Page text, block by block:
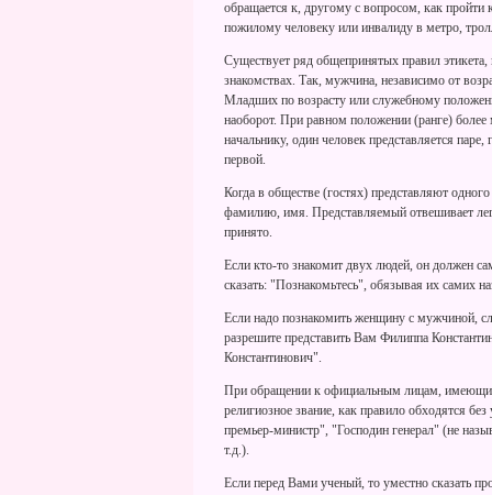
обращается к, другому с вопросом, как пройти
пожилому человеку или инвалиду в метро,
Существует ряд общепринятых правил
знакомствах. Так, мужчина, независимо от
Младших по возрасту или служебному
наоборот. При равном положении (ранге)
начальнику, один человек представляется
первой.
Когда в обществе (гостях) представляют
фамилию, имя. Представляемый отвешивает
принято.
Если кто-то знакомит двух людей, он должен
сказать: "Познакомьтесь", обязывая их самих
Если надо познакомить женщину с мужчиной,
разрешите представить Вам Филиппа
Константинович".
При обращении к официальным лицам, имеющим
религиозное звание, как правило обходятся
премьер-министр", "Господин генерал" (не
т.д.).
Если перед Вами ученый, то уместно сказать